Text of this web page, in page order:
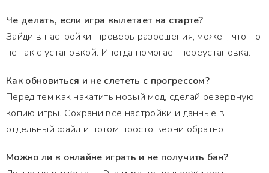
Че делать, если игра вылетает на старте?
Зайди в настройки, проверь разрешения, может, что-то
не так с установкой. Иногда помогает переустановка.
Как обновиться и не слететь с прогрессом?
Перед тем как накатить новый мод, сделай резервную
копию игры. Сохрани все настройки и данные в
отдельный файл и потом просто верни обратно.
Можно ли в онлайне играть и не получить бан?